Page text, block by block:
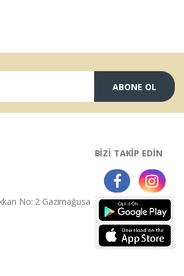
ABONE OL
No: 2 Gazimağusa
BİZİ TAKİP EDİN